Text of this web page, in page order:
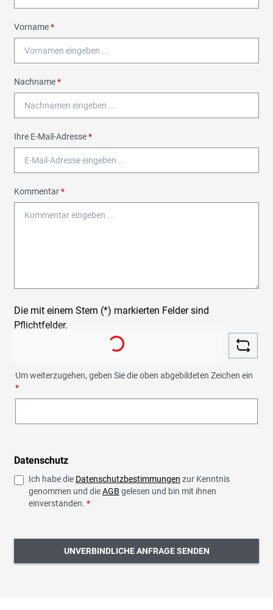
Vorname*
Nachname*
Ihre E-Mail-Adresse*
Kommentar*
Die mit einem Stern (*) markierten Felder sind
Pflichtfelder.
Loading...
Um weiterzugehen, geben Sie die oben abgebildeten Zeichen ein
*
Datenschutz
Ich habe die Datenschutzbestimmungen zur Kenntnis
genommen und dieAGB gelesen und bin mit ihnen
einverstanden. *
UNVERBINDLICHE ANFRAGE SENDEN